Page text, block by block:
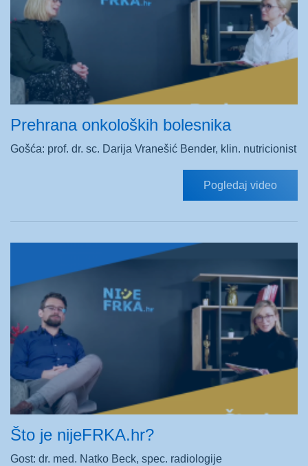
Prehrana onkoloških bolesnika
Gošća: prof. dr. sc. Darija Vranešić Bender, klin. nutricionist
Pogledaj video
Što je nijeFRKA.hr?
Gost: dr. med. Natko Beck, spec. radiologije